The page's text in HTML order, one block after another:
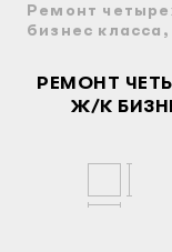
Ремонт
бизнес
РЕМОНТ
Ж/К